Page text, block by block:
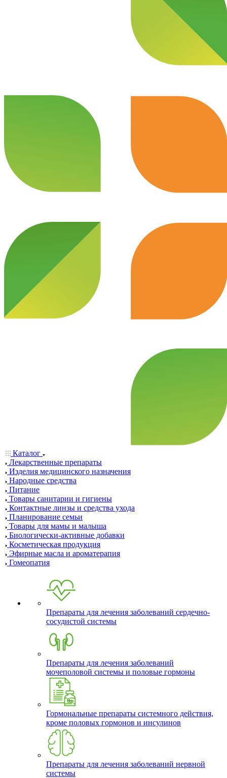
Каталог
Лекарственные препараты
Изделия медицинского назначения
Народные средства
Питание
Товары санитарии и гигиены
Контактные линзы и средства ухода
Планирование семьи
Товары для мамы и малыша
Биологически-активные добавки
Косметическая продукция
Эфирные масла и ароматерапия
Гомеопатия
Препараты для лечения заболеваний сердечно-
сосудистой системы
Препараты для лечения заболеваний
мочеполовой системы и половые гормоны
Гормональные препараты системного действия,
кроме половых гормонов и инсулинов
Препараты для лечения заболеваний нервной
системы